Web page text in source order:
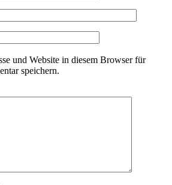
und Website in diesem Browser für
speichern.